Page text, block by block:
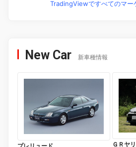
TradingViewですべてのマー
New Car 新車種情報
ＧＲヤ